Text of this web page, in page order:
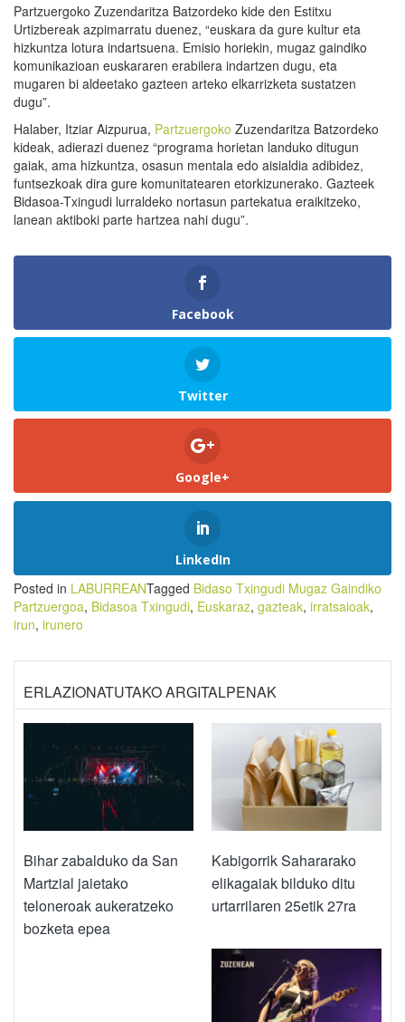
Partzuergoko Zuzendaritza Batzordeko kide den Estitxu
Urtizbereak azpimarratu duenez, “euskara da gure kultur eta
hizkuntza lotura indartsuena. Emisio horiekin, mugaz gaindiko
komunikazioan euskararen erabilera indartzen dugu, eta
mugaren bi aldeetako gazteen arteko elkarrizketa sustatzen
dugu”.
Halaber, Itziar Aizpurua, Partzuergoko Zuzendaritza Batzordeko
kideak, adierazi duenez “programa horietan landuko ditugun
gaiak, ama hizkuntza, osasun mentala edo aisialdia adibidez,
funtsezkoak dira gure komunitatearen etorkizunerako. Gazteek
Bidasoa-Txingudi lurraldeko nortasun partekatua eraikitzeko,
lanean aktiboki parte hartzea nahi dugu”.
Facebook
Twitter
Google+
LinkedIn
Posted in LABURREANTagged Bidaso Txingudi Mugaz Gaindiko
Partzuergoa, Bidasoa Txingudi, Euskaraz, gazteak, irratsaioak,
irun, irunero
ERLAZIONATUTAKO ARGITALPENAK
Bihar zabalduko da San
Martzial jaietako
teloneroak aukeratzeko
bozketa epea
Kabigorrik Sahararako
elikagaiak bilduko ditu
urtarrilaren 25etik 27ra